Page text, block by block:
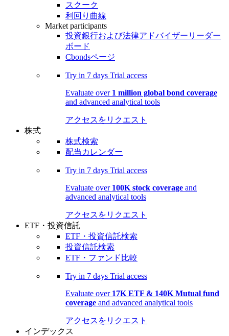
スクーク
利回り曲線
Market participants
投資銀行および法律アドバイザーリーダー
ボード
Cbondsページ
Try in 7 days Trial access
Evaluate over 1 million global bond coverage
and advanced analytical tools
アクセスをリクエスト
株式
株式検索
配当カレンダー
Try in 7 days Trial access
Evaluate over 100K stock coverage and
advanced analytical tools
アクセスをリクエスト
ETF・投資信託
ETF・投資信託検索
投資信託検索
ETF・ファンド比較
Try in 7 days Trial access
Evaluate over 17K ETF & 140K Mutual fund
coverage and advanced analytical tools
アクセスをリクエスト
インデックス